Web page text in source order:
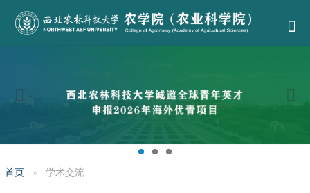
首页 学术交流